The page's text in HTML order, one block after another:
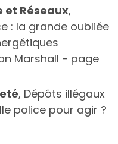
et Réseaux,
: la grande oubliée
Marshall - page
, Dépôts illégaux
police pour agir ?